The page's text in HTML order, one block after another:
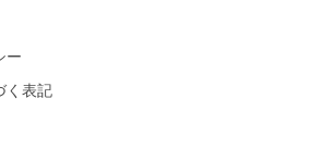
ー
く表記